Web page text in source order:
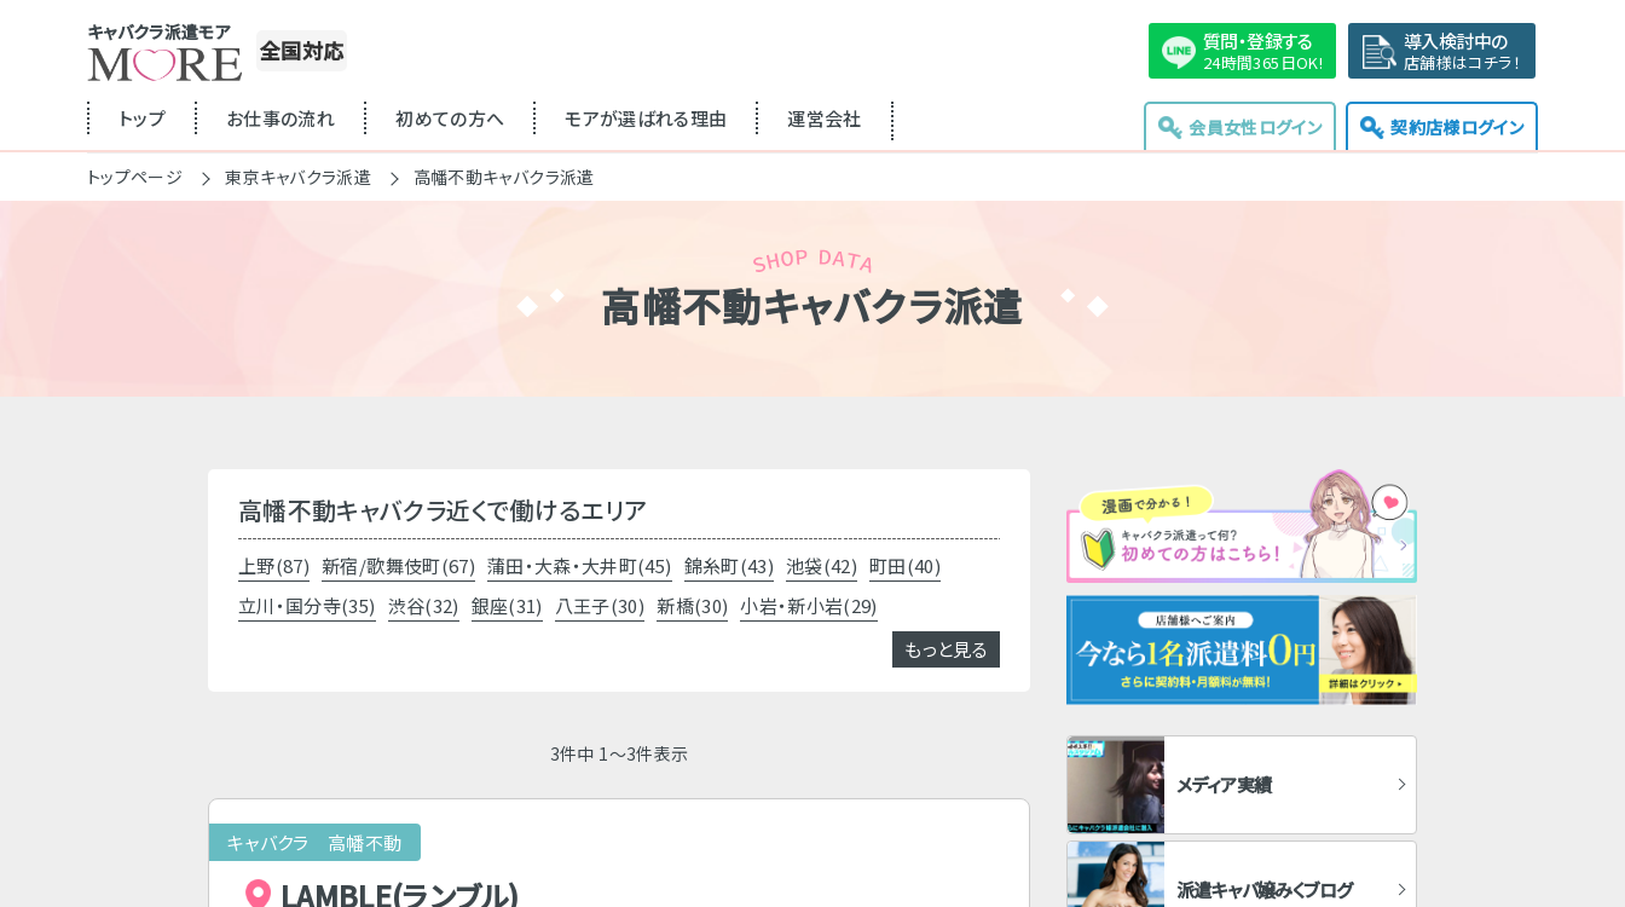
キャバクラ派遣モア
全国対応 質問・登録する
24時間365日OK!
導入検討中の
店舗様はコチラ！
トップ お仕事の流れ 初めての方へ モアが選ばれる理由 運営会社 会員女性ログイン 契約店様ログイン
トップページ 東京キャバクラ派遣 高幡不動キャバクラ派遣
高幡不動キャバクラ派遣
高幡不動キャバクラ近くで働けるエリア
上野(87) 新宿/歌舞伎町(67) 蒲田・大森・大井町(45) 錦糸町(43) 池袋(42) 町田(40)
立川・国分寺(35) 渋谷(32) 銀座(31) 八王子(30) 新橋(30) 小岩・新小岩(29)
もっと見る
3件中 1～3件表示
キャバクラ 高幡不動
LAMBLE(ランブル)
メディア実績
派遣キャバ嬢みくブログ